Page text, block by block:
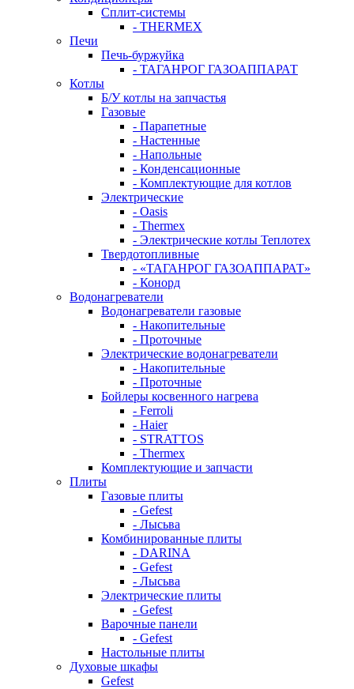
Сплит-системы
- THERMEX
Печи
Печь-буржуйка
- ТАГАНРОГ ГАЗОАППАРАТ
Котлы
Б/У котлы на запчастья
Газовые
- Парапетные
- Настенные
- Напольные
- Конденсационные
- Комплектующие для котлов
Электрические
- Oasis
- Thermex
- Электрические котлы Теплотех
Твердотопливные
- «ТАГАНРОГ ГАЗОАППАРАТ»
- Конорд
Водонагреватели
Водонагреватели газовые
- Накопительные
- Проточные
Электрические водонагреватели
- Накопительные
- Проточные
Бойлеры косвенного нагрева
- Ferroli
- Haier
- STRATTOS
- Thermex
Комплектующие и запчасти
Плиты
Газовые плиты
- Gefest
- Лысьва
Комбинированные плиты
- DARINA
- Gefest
- Лысьва
Электрические плиты
- Gefest
Варочные панели
- Gefest
Настольные плиты
Духовые шкафы
Gefest